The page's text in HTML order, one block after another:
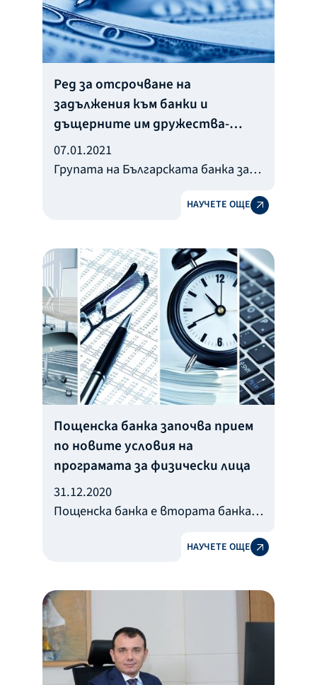
Ред за отсрочване на
задължения към банки и
дъщерните им дружества-
финансови институции
07.01.2021
Групата на Българската банка за
своите клиенти, засегнати от
предложи конкретни действия и
механизъм за облекчаване на
обслужването на кредитните им
задължения.
НАУЧЕТЕ ОЩЕ
Пощенска банка започва прием
по новите условия на
програмата за физически лица
31.12.2020
Пощенска банка е втората банка-
31 декември 2020 г., започва да
условия в програмата за
безлихвено кредитиране на
физически лица.
НАУЧЕТЕ ОЩЕ